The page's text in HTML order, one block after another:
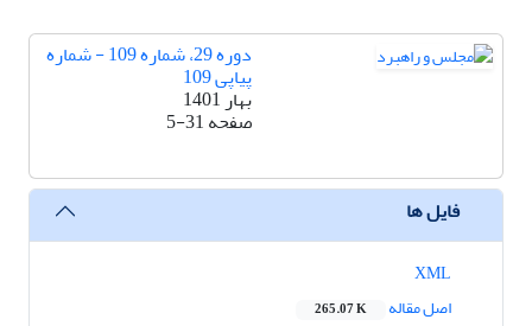
دوره 29، شماره 109 - شماره
پیاپی 109
بهار 1401
صفحه5-31
فایل ها
اصل مقاله
265.07 K